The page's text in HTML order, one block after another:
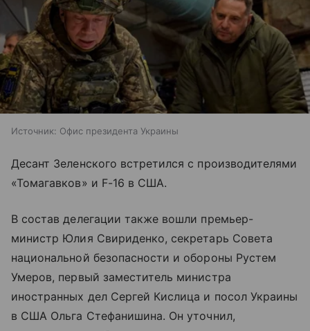
Источник: Офис президента Украины
Десант Зеленского встретился с производителями
«Томагавков» и F-16 в США.
В состав делегации также вошли премьер-
министр Юлия Свириденко, секретарь Совета
национальной безопасности и обороны Рустем
Умеров, первый заместитель министра
иностранных дел Сергей Кислица и посол Украины
в США Ольга Стефанишина. Он уточнил,